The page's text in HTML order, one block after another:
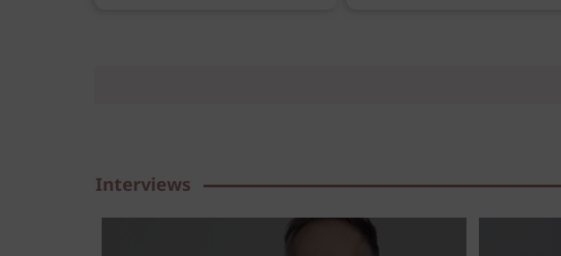
Interviews